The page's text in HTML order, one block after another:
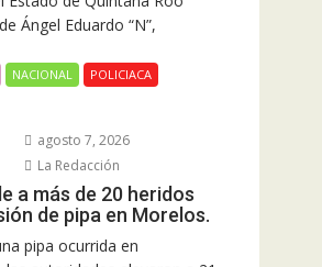
Ángel Eduardo “N”,
NACIONAL
POLICIACA
agosto 7, 2026
La Redacción
a más de 20 heridos
de pipa en Morelos.
pipa ocurrida en